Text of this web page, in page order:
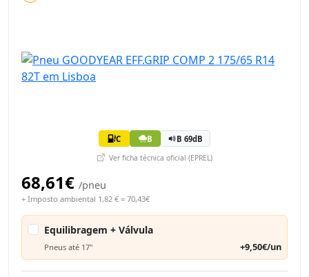
C B B 69dB
Ver ficha técnica oficial (EPREL)
68,61€ /pneu
+ Imposto ambiental 1,82 € = 70,43€
Equilibragem + Válvula
Pneus até 17" +9,50€/un